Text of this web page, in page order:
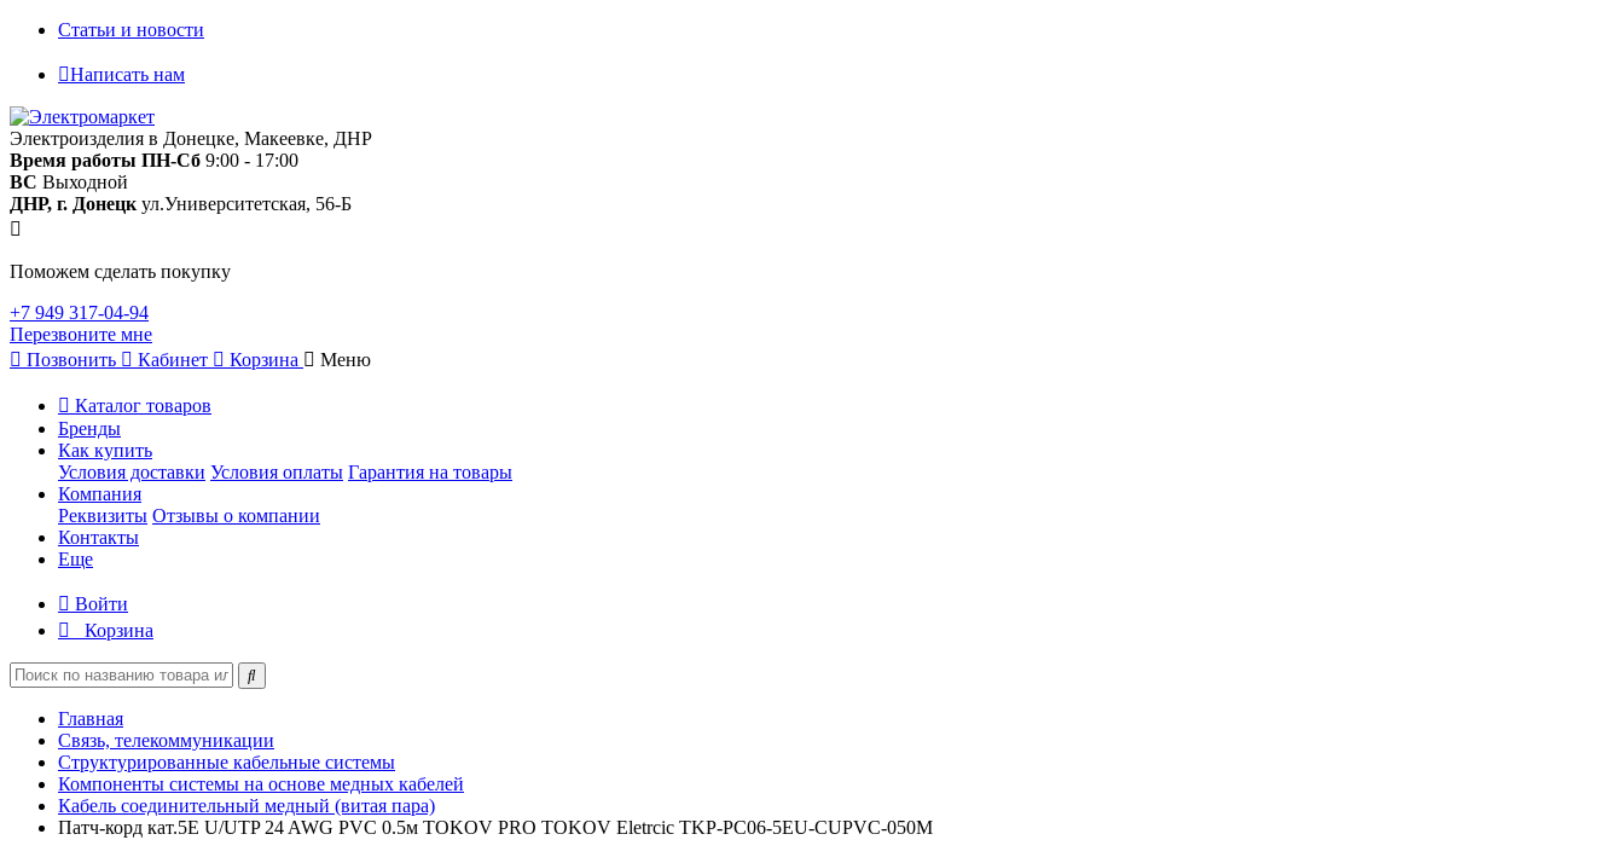
Статьи и новости
Написать нам
Электроизделия в Донецке, Макеевке, ДНР
Время работы ПН-Сб 9:00 - 17:00
ВС Выходной
ДНР, г. Донецк ул.Университетская, 56-Б
Поможем сделать покупку
+7 949 317-04-94
Перезвоните мне
Позвонить
Кабинет Корзина Меню
Каталог товаров
Бренды
Как купить
Условия доставки Условия оплаты Гарантия на товары
Компания
Реквизиты Отзывы о компании
Контакты
Еще
Войти
Корзина
Главная
Связь, телекоммуникации
Структурированные кабельные системы
Компоненты системы на основе медных кабелей
Кабель соединительный медный (витая пара)
Патч-корд кат.5Е U/UTP 24 AWG PVC 0.5м TOKOV PRO TOKOV Eletrcic TKP-PC06-5EU-CUPVC-050M